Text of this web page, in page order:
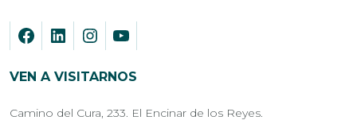
VEN A VISITARNOS
Camino del Cura, 233. El Encinar de los Reyes.